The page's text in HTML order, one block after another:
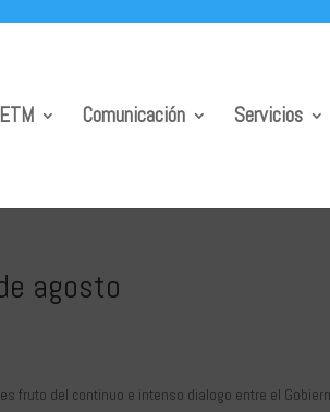
Comunicación Servicios
agosto
fruto del continuo e intenso dialogo entre el